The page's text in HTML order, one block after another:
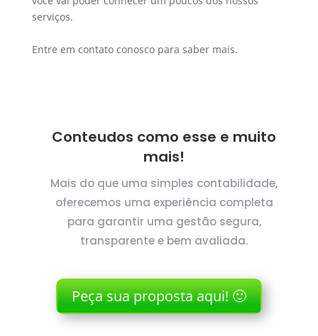
serviços.
Entre em contato conosco para saber mais.
Conteudos como esse e muito
mais!
Mais do que uma simples contabilidade,
oferecemos uma experiência completa
para garantir uma gestão segura,
transparente e bem avaliada.
Peça sua proposta aqui! 🙂